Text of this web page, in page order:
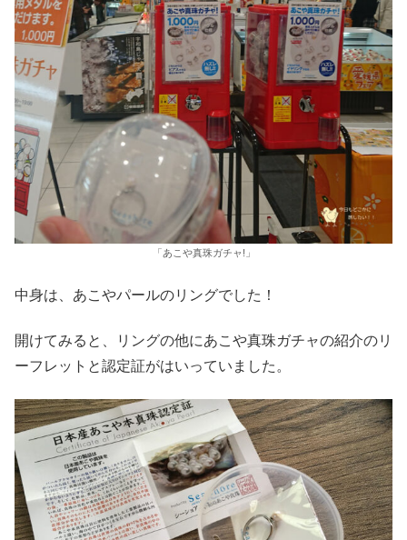
「あこや真珠ガチャ!」
中身は、あこやパールのリングでした！
開けてみると、リングの他にあこや真珠ガチャの紹介のリ
ーフレットと認定証がはいっていました。